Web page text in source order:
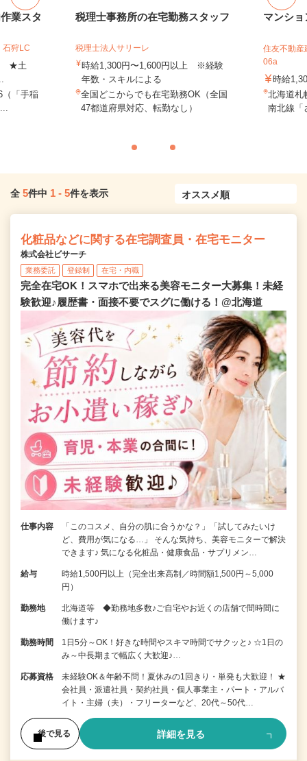
業スタ
狩LC
★土
（「手稲
税理士事務所の在宅勤務スタッフ
税理士法人サリーレ
時給1,300円〜1,600円以上 ※経験
年数・スキルによる
全国どこからでも在宅勤務OK（全国
47都道府県対応、転勤なし）
マンシ
住友不動産
06a
時給
北海道札
南北線「
全 5件中 1 - 5件を表示
化粧品などに関する在宅調査員・在宅モニター
株式会社ビサーチ
業務委託 登録制 在宅・内職
完全在宅OK！スマホで出来る美容モニター大募集！未経
験歓迎♪履歴書・面接不要でスグに働ける！@北海道
仕事内容
「このコスメ、自分の肌に合うかな？」「試してみたいけ
ど、費用が気になる…」 そんな気持ち、美容モニターで解決
できます♪ 気になる化粧品・健康食品・サプリメン…
給与
時給1,500円以上（完全出来高制／時間額1,500円～5,000
円）
勤務地
北海道等 ◆勤務地多数♪ご自宅やお近くの店舗で間時間に
働けます♪
勤務時間
1日5分～OK！好きな時間やスキマ時間でサクッと♪ ☆1日の
み～中長期まで幅広く大歓迎♪…
応募資格
未経験OK＆年齢不問！夏休みの1回きり・単発も大歓迎！ ★
会社員・派遣社員・契約社員・個人事業主・パート・アルバ
イト・主婦（夫）・フリーターなど、20代～50代…
後で見る 詳細を見る